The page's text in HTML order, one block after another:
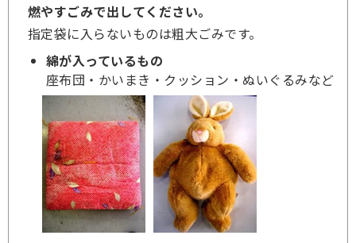
燃やすごみで出してください。
指定袋に入らないものは粗大ごみです。
綿が入っているもの
座布団・かいまき・クッション・ぬいぐるみなど